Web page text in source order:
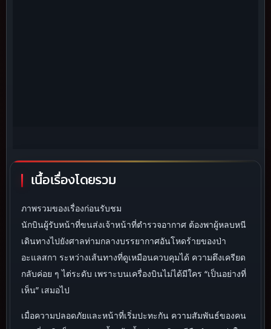
เนื้อเรื่องโดยรวม
ภาพรวมของเรื่องก่อนรับชม
นักบินผู้รับหน้าที่ขนส่งเจ้าหน้าที่ตำรวจอากาศ ต้องพาผู้หลบหนี
เดินทางไปยังศาลท่ามกลางบรรยากาศอันโหดร้ายของป่า
อะแลสกา ระหว่างเส้นทางที่ดูเหมือนควบคุมได้ ความตึงเครียด
กลับค่อย ๆ ไต่ระดับ เพราะบนเครื่องบินไม่ได้มีใคร “เป็นอย่างที่
เห็น” เสมอไป
เมื่อความปลอดภัยและหน้าที่เริ่มปะทะกัน ความสัมพันธ์ของคน